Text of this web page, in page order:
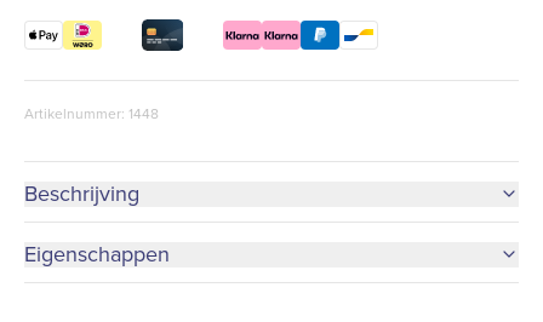
Artikelnummer: 1448
Beschrijving
Eigenschappen